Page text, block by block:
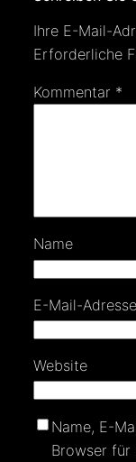
Ihre E-Mail-
Erforderliche
Kommentar *
Name
E-Mail-Adresse
Website
Name, E-
Browser für